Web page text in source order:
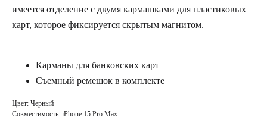
имеется отделение с двумя кармашками для пластиковых
карт, которое фиксируется скрытым магнитом.
Карманы для банковских карт
Съемный ремешок в комплекте
Цвет: Черный
Совместимость: iPhone 15 Pro Max